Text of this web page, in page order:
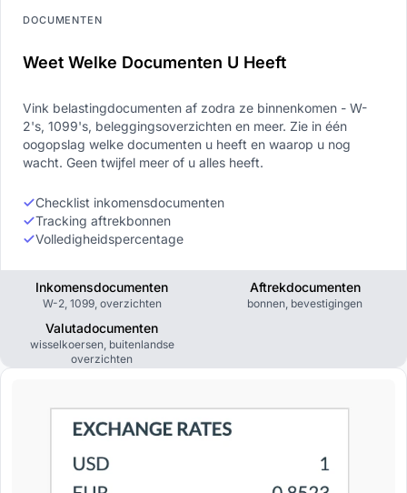
DOCUMENTEN
Weet Welke Documenten U Heeft
Vink belastingdocumenten af zodra ze binnenkomen - W-
2's, 1099's, beleggingsoverzichten en meer. Zie in één
oogopslag welke documenten u heeft en waarop u nog
wacht. Geen twijfel meer of u alles heeft.
Checklist inkomensdocumenten
Tracking aftrekbonnen
Volledigheidspercentage
Inkomensdocumenten
W-2, 1099, overzichten
Aftrekdocumenten
bonnen, bevestigingen
Valutadocumenten
wisselkoersen, buitenlandse
overzichten